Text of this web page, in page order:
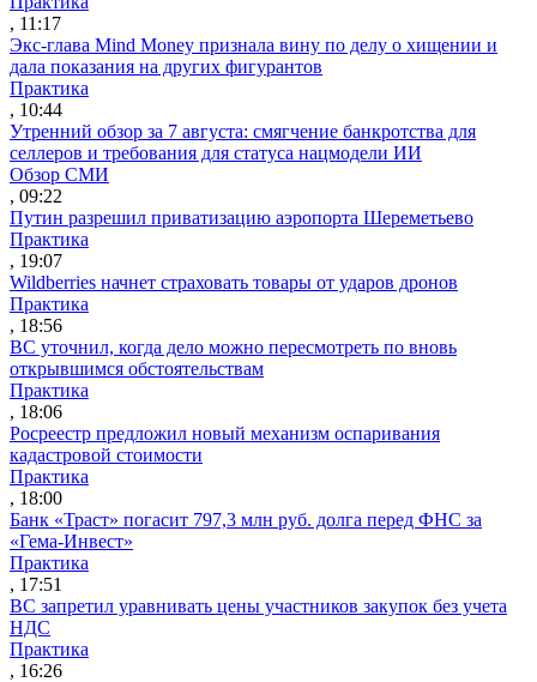
, 11:17
Экс-глава Mind Money признала вину по делу о хищении и
дала показания на других фигурантов
Практика
, 10:44
Утренний обзор за 7 августа: смягчение банкротства для
селлеров и требования для статуса нацмодели ИИ
Обзор СМИ
, 09:22
Путин разрешил приватизацию аэропорта Шереметьево
Практика
, 19:07
Wildberries начнет страховать товары от ударов дронов
Практика
, 18:56
ВС уточнил, когда дело можно пересмотреть по вновь
открывшимся обстоятельствам
Практика
, 18:06
Росреестр предложил новый механизм оспаривания
кадастровой стоимости
Практика
, 18:00
Банк «Траст» погасит 797,3 млн руб. долга перед ФНС за
«Гема-Инвест»
Практика
, 17:51
ВС запретил уравнивать цены участников закупок без учета
НДС
Практика
, 16:26